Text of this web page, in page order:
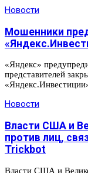
Новости
Мошенники
«Яндекс»
представителей
Новости
Власти США и
против лиц,
Trickbot
Власти США и